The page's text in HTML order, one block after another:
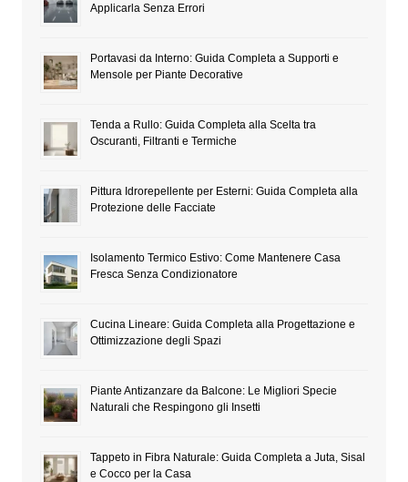
Applicarla Senza Errori
Portavasi da Interno: Guida Completa a Supporti e
Mensole per Piante Decorative
Tenda a Rullo: Guida Completa alla Scelta tra
Oscuranti, Filtranti e Termiche
Pittura Idrorepellente per Esterni: Guida Completa alla
Protezione delle Facciate
Isolamento Termico Estivo: Come Mantenere Casa
Fresca Senza Condizionatore
Cucina Lineare: Guida Completa alla Progettazione e
Ottimizzazione degli Spazi
Piante Antizanzare da Balcone: Le Migliori Specie
Naturali che Respingono gli Insetti
Tappeto in Fibra Naturale: Guida Completa a Juta, Sisal
e Cocco per la Casa